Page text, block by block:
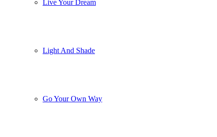
Live Your Dream
Light And Shade
Go Your Own Way